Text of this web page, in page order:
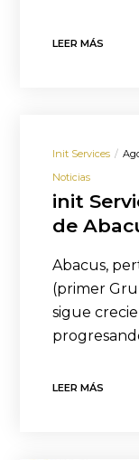
LEER MÁS
Init Services
Noticias
init
de
Abacus,
(primer
sigue
LEER MÁS